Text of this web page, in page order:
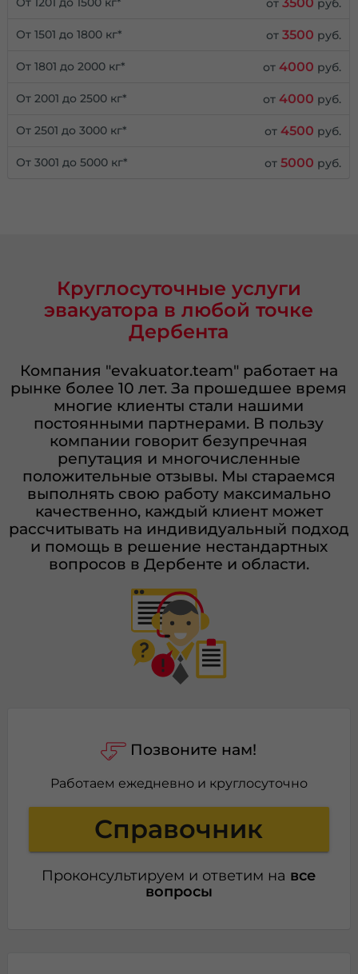
от руб.
От 1501 до 1800 кг* от3500 руб.
От 1801 до 2000 кг* от4000 руб.
От 2001 до 2500 кг* от4000 руб.
От 2501 до 3000 кг* от4500 руб.
От 3001 до 5000 кг* от5000 руб.
Круглосуточные услуги
эвакуатора в любой точке
Дербента
Компания "evakuator.team" работает на
рынке более 10 лет. За прошедшее время
многие клиенты стали нашими
постоянными партнерами. В пользу
компании говорит безупречная
репутация и многочисленные
положительные отзывы. Мы стараемся
выполнять свою работу максимально
качественно, каждый клиент может
рассчитывать на индивидуальный подход
и помощь в решение нестандартных
вопросов в Дербенте и области.
Позвоните нам!
Работаем ежедневно и круглосуточно
Справочник
Проконсультируем и ответим на все
вопросы